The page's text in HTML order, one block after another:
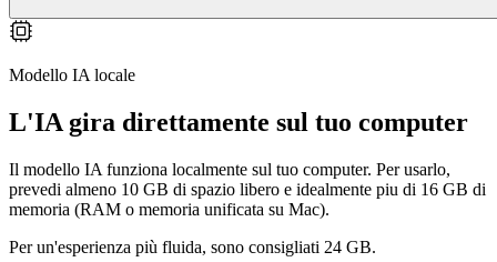
Modello IA locale
L'IA gira direttamente sul tuo computer
Il modello IA funziona localmente sul tuo computer. Per usarlo,
prevedi almeno 10 GB di spazio libero e idealmente piu di 16 GB di
memoria (RAM o memoria unificata su Mac).
Per un'esperienza più fluida, sono consigliati 24 GB.